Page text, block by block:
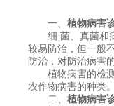
一、 植物病害
细 菌、真菌和病
较易防治，但一般
防治，对防治病害
植物病害的检测
农作物病害的种类
二、 植物病害